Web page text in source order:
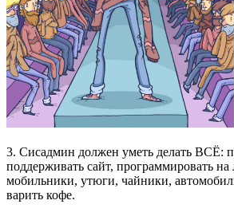
3. Сисадмин должен уметь делать ВСЁ:
поддерживать сайт, программировать
мобильники, утюги, чайники,
варить кофе.